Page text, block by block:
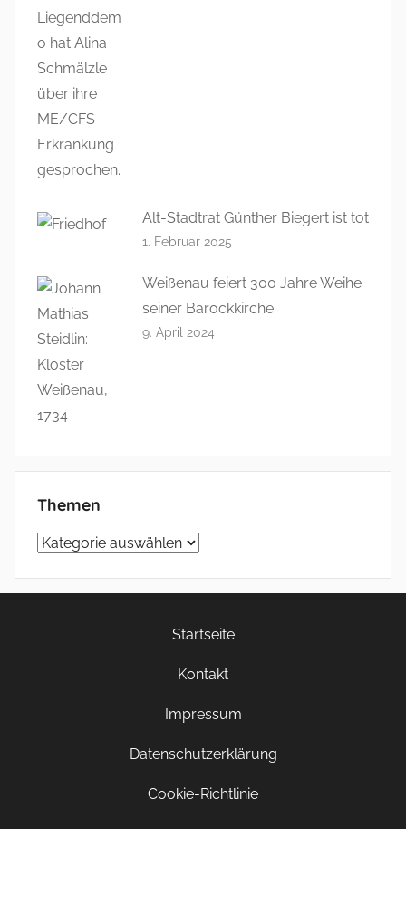
Alt-Stadtrat Günther Biegert ist tot
1. Februar 2025
Weißenau feiert 300 Jahre Weihe
seiner Barockkirche
9. April 2024
Themen
Themen
Startseite
Kontakt
Impressum
Datenschutzerklärung
Cookie-Richtlinie